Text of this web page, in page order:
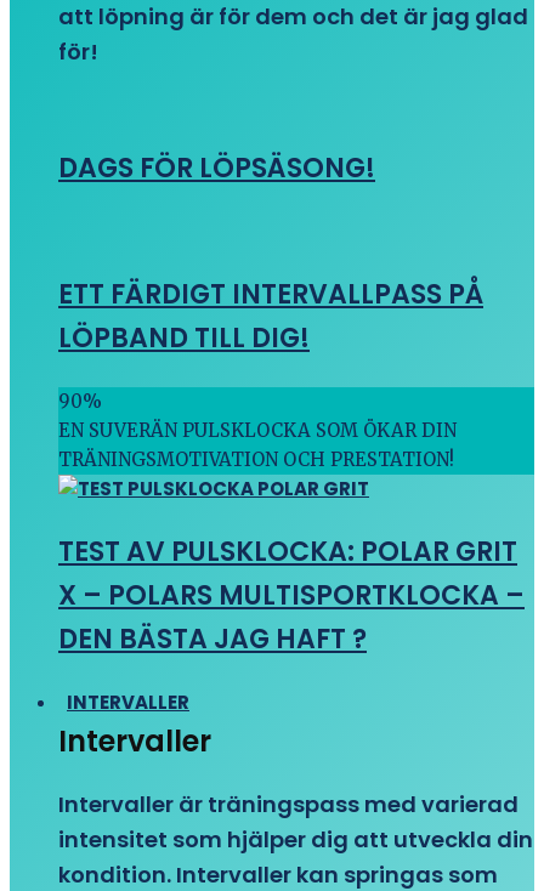
att löpning är för dem och det är jag glad
för!
DAGS FÖR LÖPSÄSONG!
ETT FÄRDIGT INTERVALLPASS PÅ
LÖPBAND TILL DIG!
90%
EN SUVERÄN PULSKLOCKA SOM ÖKAR DIN
TRÄNINGSMOTIVATION OCH PRESTATION!
TEST AV PULSKLOCKA: POLAR GRIT
X – POLARS MULTISPORTKLOCKA –
DEN BÄSTA JAG HAFT ?
INTERVALLER
Intervaller
Intervaller är träningspass med varierad
intensitet som hjälper dig att utveckla din
kondition. Intervaller kan springas som